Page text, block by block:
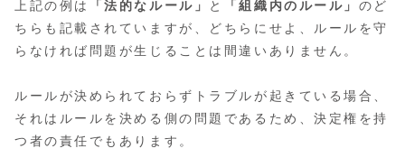
上記の例は 「法的なルール」 と 「組織内のルール」 のど
ちらも記載されていますが、どちらにせよ、ルールを守
らなければ問題が生じることは間違いありません。
ルールが決められておらずトラブルが起きている場合、
それはルールを決める側の問題であるため、決定権を持
つ者の責任でもあります。